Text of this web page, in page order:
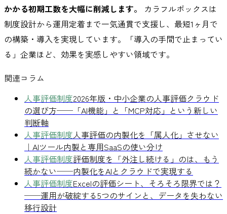
かかる初期工数を大幅に削減します。
カラフルボックスは
制度設計から運用定着まで一気通貫で支援し、最短1ヶ月で
の構築・導入を実現しています。「導入の手間で止まってい
る」企業ほど、効果を実感しやすい領域です。
関連コラム
人事評価制度2026年版・中小企業の人事評価クラウド
の選び方──「AI機能」と「MCP対応」という新しい
判断軸
人事評価制度人事評価の内製化を「属人化」させない
｜AIツール内製と専用SaaSの使い分け
人事評価制度評価制度を「外注し続ける」のは、もう
続かない──内製化をAIとクラウドで実現する
人事評価制度Excelの評価シート、そろそろ限界では？
──運用が破綻する5つのサインと、データを失わない
移行設計